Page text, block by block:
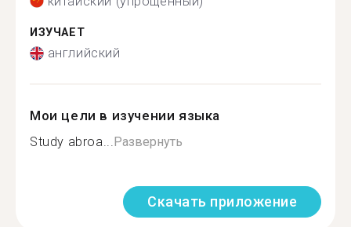
ИЗУЧАЕТ
английский
Мои цели в изучении языка
Study abroa...Развернуть
Скачать приложение